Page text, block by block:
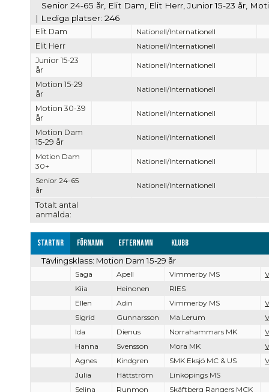
Totalt antal
anmälda:
Senior 24-65 år, Elit Dam, Elit Herr, Junior 15-23 år,
| Lediga platser: 246
Elit Dam
Nationell/Internationell
Elit Herr
Nationell/Internationell
Junior 15-23
år
Nationell/Internationell
Motion 15-29
år
Nationell/Internationell
Motion 30-39
år
Nationell/Internationell
Motion Dam
15-29 år
Nationell/Internationell
Motion Dam
30+
Nationell/Internationell
Senior 24-65
år
Nationell/Internationell
Startnr Förnamn Efternamn Klubb
Tävlingsklass: Motion Dam 15-29 år
Saga Apell Vimmerby MS
Kiia
Heinonen
RIES
Ellen
Adin Vimmerby MS
Sigrid
Gunnarsson Ma Lerum
Ida
Dienus Norrahammars MK
Hanna
Svensson Mora MK
Agnes
Kindgren SMK Eksjö MC & US
Julia
Hättström
Linköpings MS
Selina
Runmon Skäftberg Rangers MCK